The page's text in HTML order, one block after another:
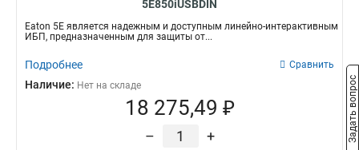
5E850iUSBDIN
Eaton 5E является надежным и доступным линейно-интерактивным
ИБП, предназначенным для защиты от...
Подробнее Сравнить
Наличие: Нет на складе
18 275,49 ₽
– + Задать вопрос